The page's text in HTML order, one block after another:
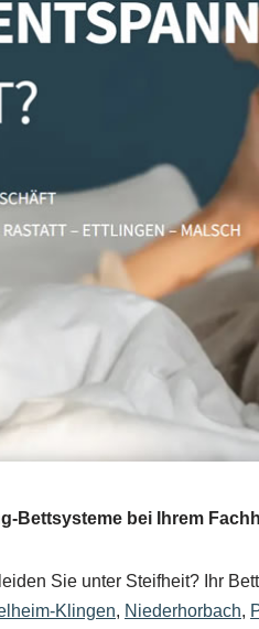
Bettsysteme bei Ihrem
Sie unter Steifheit? Ihr
Klingen, Niederhorbach,